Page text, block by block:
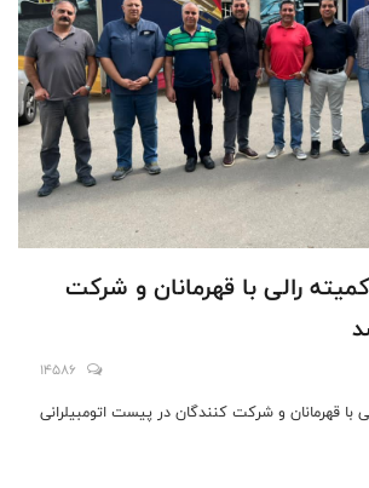
رالی با قهرمانان و شرکت
14586
با قهرمانان و شرکت کنندگان در پیست اتومبیلرانی